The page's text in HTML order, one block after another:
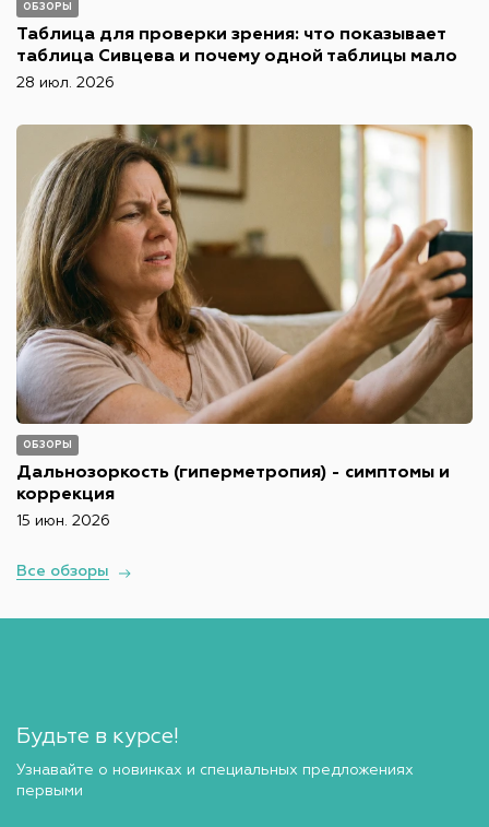
ОБЗОРЫ
Таблица для проверки зрения: что показывает
таблица Сивцева и почему одной таблицы мало
28 июл. 2026
ОБЗОРЫ
Дальнозоркость (гиперметропия) - симптомы и
коррекция
15 июн. 2026
Все обзоры
Будьте в курсе!
Узнавайте о новинках и специальных предложениях
первыми